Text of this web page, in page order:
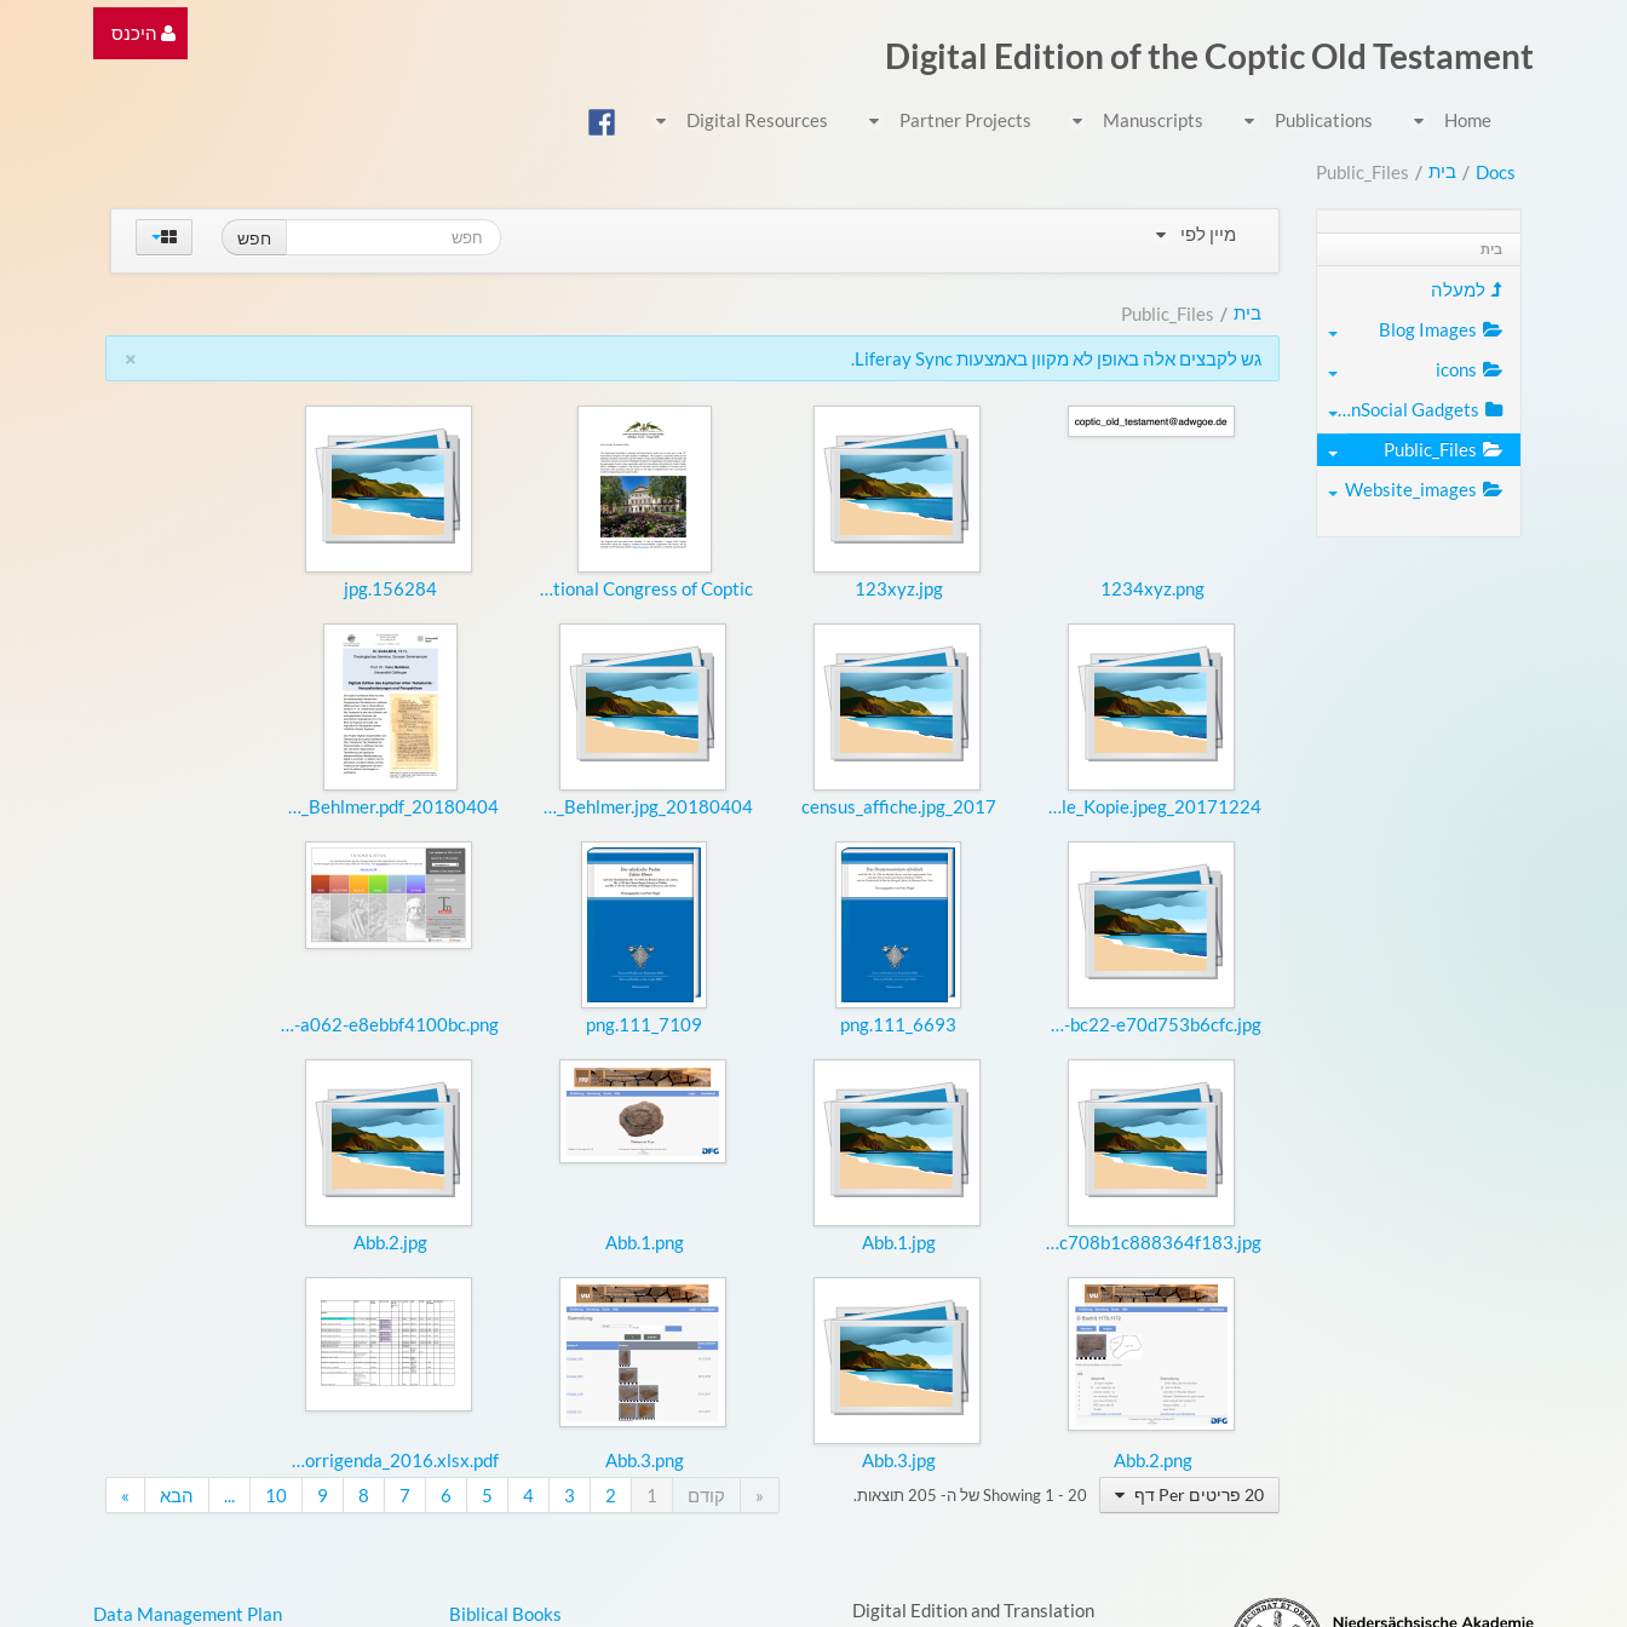
היכנס
Digital Edition of the Coptic Old Testament
Home
Publications
Manuscripts
Partner Projects
Digital Resources
Docs
/ בית /
Public_Files
בית
למעלה
Blog Images
icons
OpenSocial Gadgets
Public_Files
Website_images
מיין לפי חפש
בית /
Public_Files
× גש לקבצים אלה באופן לא מקוון באמצעות Liferay Sync.
1234xyz.png
123xyz.jpg
13th International Congress of Coptic...
156284.jpg
20171224_203807seule_Kopie.jpeg
2017_census_affiche.jpg
20180404_Vortrag_Behlmer.jpg
20180404_Vortrag_Behlmer.pdf
30d2a521-9427-4e4a-bc22-e70d753b6cfc.jpg
6693_111.png
7109_111.png
8933d579-77f8-43d9-a062-e8ebbf4100bc.png
99710cbb9e158e1c708b1c888364f183.jpg
Abb.1.jpg
Abb.1.png
Abb.2.jpg
Abb.2.png
Abb.3.jpg
Abb.3.png
Addenda&Corrigenda_2016.xlsx.pdf
«
קודם 1
2
3
4
5
6
7
8
9
10
... הבא » 20 פריטים Per דף Showing 1 - 20 של ה- 205 תוצאות.
Digital Edition and Translation
Biblical Books
Data Management Plan